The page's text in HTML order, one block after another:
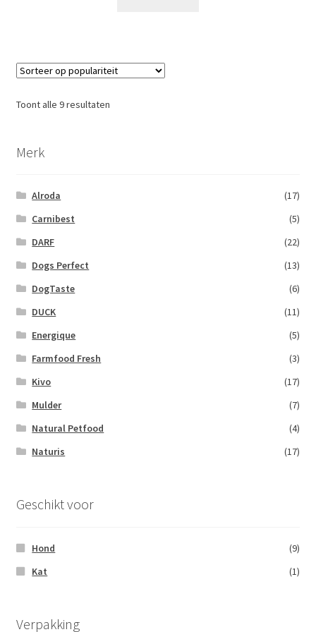
Toont alle 9 resultaten
Merk
Alroda
(17)
Carnibest
(5)
DARF
(22)
Dogs Perfect
(13)
DogTaste
(6)
DUCK
(11)
Energique
(5)
Farmfood Fresh
(3)
Kivo
(17)
Mulder
(7)
Natural Petfood
(4)
Naturis
(17)
Geschikt voor
Hond
(9)
Kat
(1)
Verpakking